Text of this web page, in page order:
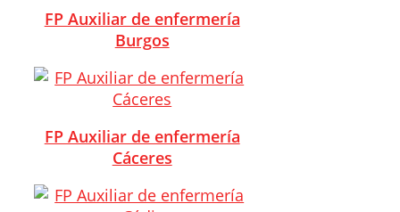
FP Auxiliar de enfermería
Burgos
FP Auxiliar de enfermería
Cáceres